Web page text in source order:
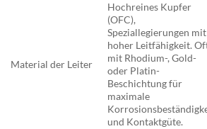
Material der Leiter
Hochreines Kupfer
(OFC),
Speziallegierungen mit
hoher Leitfähigkeit.
mit Rhodium-, Gold-
oder Platin-
Beschichtung für
maximale
und Kontaktgüte.